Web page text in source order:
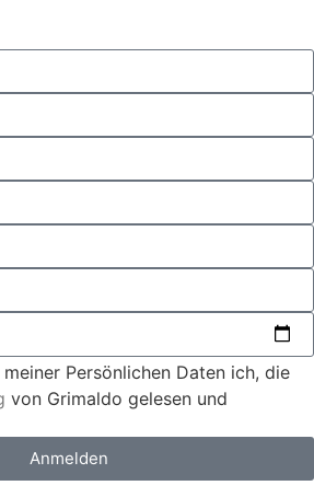
Persönlichen Daten ich, die
von Grimaldo gelesen und
Anmelden